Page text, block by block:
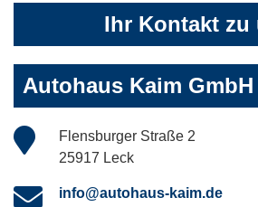
Ihr Kontakt zu
Autohaus Kaim GmbH
Flensburger Straße 2
25917 Leck
info@autohaus-kaim.de